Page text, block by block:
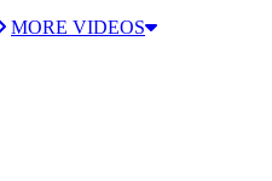
MORE VIDEOS